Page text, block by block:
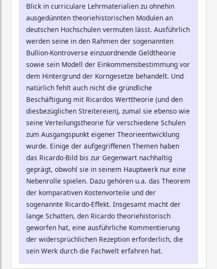
Blick in curriculare Lehrmaterialien zu ohnehin
ausgedünnten theoriehistorischen Modulen an
deutschen Hochschulen vermuten lässt. Ausführlich
werden seine in den Rahmen der sogenannten
Bullion-Kontroverse einzuordnende Geldtheorie
sowie sein Modell der Einkommensbestimmung vor
dem Hintergrund der Korngesetze behandelt. Und
natürlich fehlt auch nicht die gründliche
Beschäftigung mit Ricardos Werttheorie (und den
diesbezüglichen Streitereien), zumal sie ebenso wie
seine Verteilungstheorie für verschiedene Schulen
zum Ausgangspunkt eigener Theorieentwicklung
wurde. Einige der aufgegriffenen Themen haben
das Ricardo-Bild bis zur Gegenwart nachhaltig
geprägt, obwohl sie in seinem Hauptwerk nur eine
Nebenrolle spielen. Dazu gehören u.a. das Theorem
der komparativen Kostenvorteile und der
sogenannte Ricardo-Effekt. Insgesamt macht der
lange Schatten, den Ricardo theoriehistorisch
geworfen hat, eine ausführliche Kommentierung
der widersprüchlichen Rezeption erforderlich, die
sein Werk durch die Fachwelt erfahren hat.